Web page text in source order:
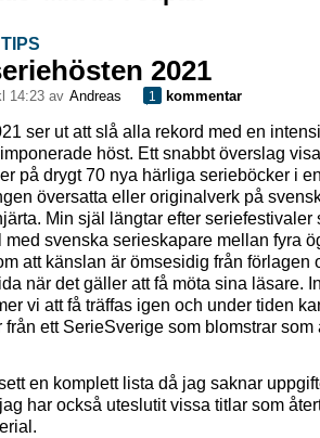
2021
14:23 av Andreas 1 kommentar
ser ut att slå alla rekord med en
höst. Ett snabbt överslag
på drygt 70 nya härliga serieböcker i
översatta eller originalverk på
Min själ längtar efter seriefestivaler
med svenska serieskapare mellan fyra
att känslan är ömsesidig från förlagen
när det gäller att få möta sina läsare.
vi att få träffas igen och under tiden
från ett SerieSverige som blomstrar som
en komplett lista då jag saknar
har också uteslutit vissa titlar som